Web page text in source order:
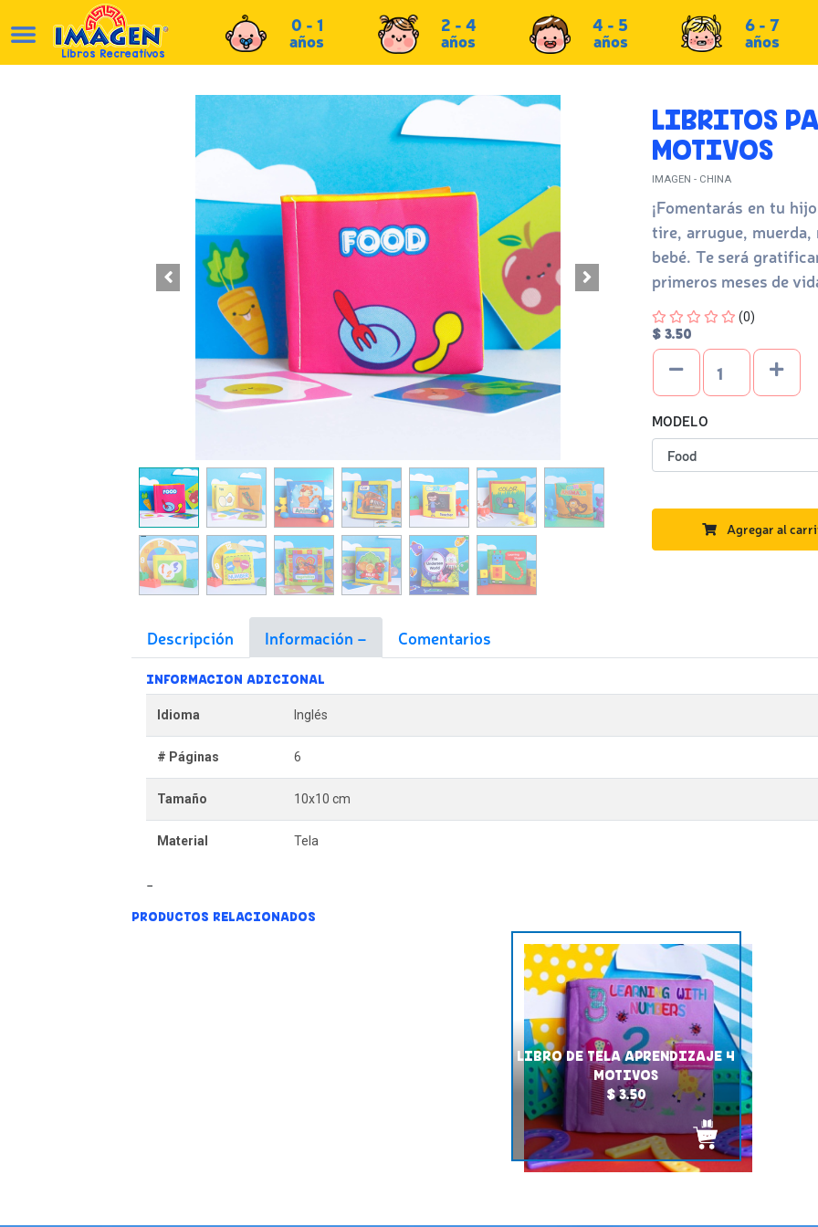
Libros Recreativos
0 - 1
años
2 - 4
años
4 - 5
años
6 - 7
años
LIBRITOS
MOTIVOS
IMAGEN - CHINA
¡Fomentarás en tu
tire, arrugue,
bebé. Te será
primeros meses de
Four out of Five Stars
(0)
$ 3.50
MODELO
Agregar al
Descripción Información Comentarios
INFORMACION ADICIONAL
Idioma Inglés
# Páginas 6
Tamaño 10x10 cm
Material Tela
PRODUCTOS RELACIONADOS
LIBRO DE TELA APRENDIZAJE 4
MOTIVOS
$ 3.50